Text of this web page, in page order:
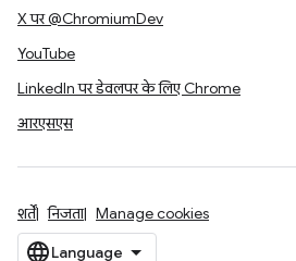
X पर @ChromiumDev
YouTube
LinkedIn पर डेवलपर के लिए Chrome
आरएसएस
शर्तें निजता Manage cookies